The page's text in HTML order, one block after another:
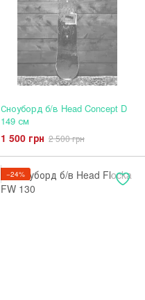
Сноуборд б/в Head Concept D
149 см
1 500 грн 2 500 грн
−24%